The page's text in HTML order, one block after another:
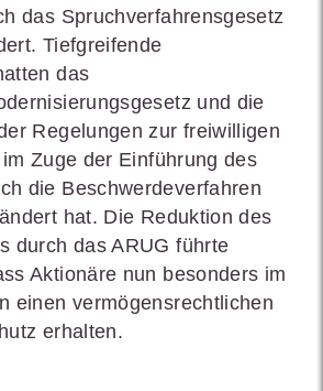
das Spruchverfahrensgesetz
Tiefgreifende
das
und die
Regelungen zur freiwilligen
Zuge der Einführung des
die Beschwerdeverfahren
hat. Die Reduktion des
durch das ARUG führte
Aktionäre nun besonders im
einen vermögensrechtlichen
erhalten.